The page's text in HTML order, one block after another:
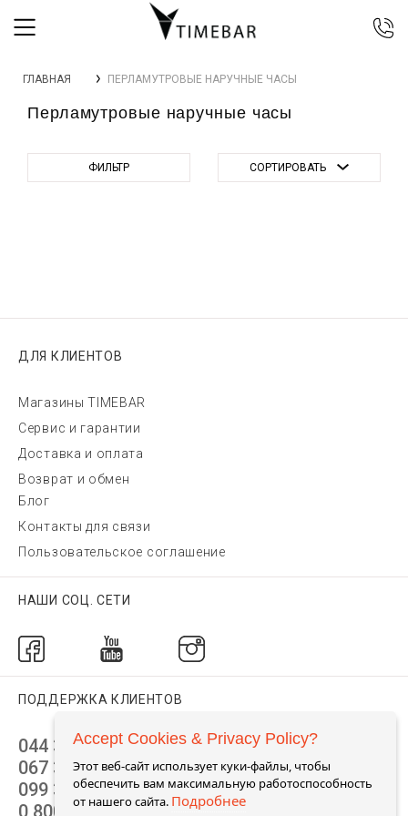
044 392 44 45
099 399 23 80
Бесплатно по Украине
ГЛАВНАЯ ПЕРЛАМУТРОВЫЕ НАРУЧНЫЕ ЧАСЫ
Перламутровые наручные часы
ФИЛЬТР СОРТИРОВАТЬ
ДЛЯ КЛИЕНТОВ
Магазины TIMEBAR
Сервис и гарантии
Доставка и оплата
Возврат и обмен
Блог
Контакты для связи
Пользовательское соглашение
НАШИ СОЦ. СЕТИ
ПОДДЕРЖКА КЛИЕНТОВ
044 392 44 45
067 344 14 44 (viber)
099 399 23 80
0 800 305 805
Accept Cookies & Privacy Policy?
Этот веб-сайт использует куки-файлы, чтобы
обеспечить вам максимальную работоспособность
от нашего сайта. Подробнее